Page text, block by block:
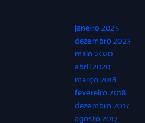
janeiro 2025
dezembro 2023
maio 2020
abril 2020
março 2018
fevereiro 2018
dezembro 2017
agosto 2017